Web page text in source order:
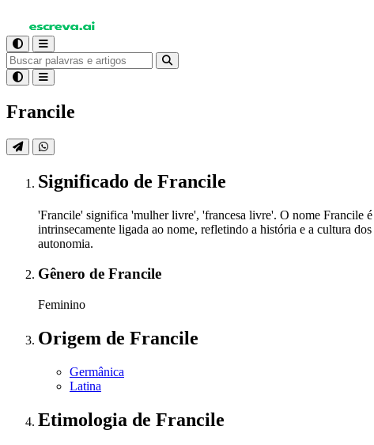
Francile
Significado de Francile
'Francile' significa 'mulher livre', 'francesa livre'. O nome Francile
intrinsecamente ligada ao nome, refletindo a história e a cultura
autonomia.
Gênero de Francile
Feminino
Origem de Francile
Germânica
Latina
Etimologia de Francile